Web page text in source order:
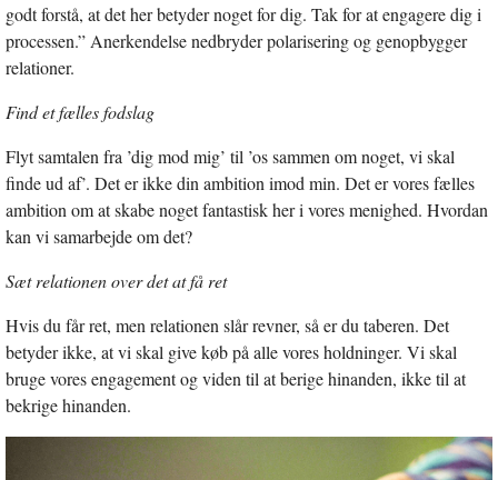
godt forstå, at det her betyder noget for dig. Tak for at engagere dig i
processen.” Anerkendelse nedbryder polarisering og genopbygger
relationer.
Find et fælles fodslag
Flyt samtalen fra ’dig mod mig’ til ’os sammen om noget, vi skal
finde ud af’. Det er ikke din ambition imod min. Det er vores fælles
ambition om at skabe noget fantastisk her i vores menighed. Hvordan
kan vi samarbejde om det?
Sæt relationen over det at få ret
Hvis du får ret, men relationen slår revner, så er du taberen. Det
betyder ikke, at vi skal give køb på alle vores holdninger. Vi skal
bruge vores engagement og viden til at berige hinanden, ikke til at
bekrige hinanden.